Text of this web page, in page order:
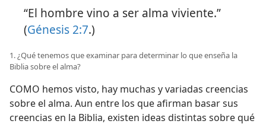
“El hombre vino a ser alma viviente.”
(Génesis 2:7.)
1. ¿Qué tenemos que examinar para determinar lo que enseña la
Biblia sobre el alma?
COMO hemos visto, hay muchas y variadas creencias
sobre el alma. Aun entre los que afirman basar sus
creencias en la Biblia, existen ideas distintas sobre qué